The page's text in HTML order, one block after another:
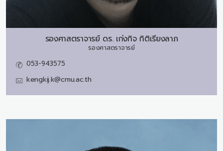
รองศาสตราจารย์ ดร. เก่งกิจ กิติเรียงลาภ
รองศาสตราจารย์
053-943575
kengkij.k@cmu.ac.th